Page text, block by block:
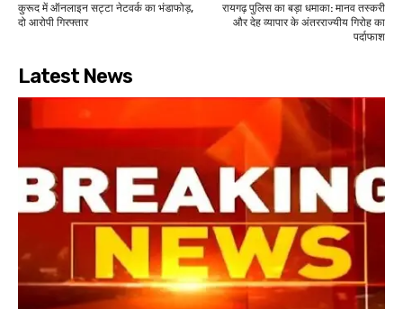
कुरूद में ऑनलाइन सट्टा नेटवर्क का भंडाफोड़,
दो आरोपी गिरफ्तार
रायगढ़ पुलिस का बड़ा धमाका: मानव तस्करी
और देह व्यापार के अंतरराज्यीय गिरोह का
पर्दाफाश
Latest News